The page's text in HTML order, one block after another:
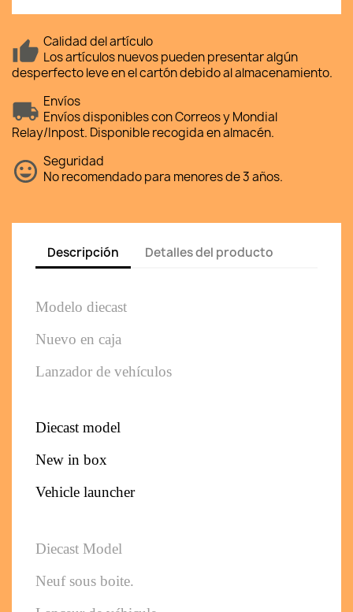
Calidad del artículo
Los artículos nuevos pueden presentar algún
desperfecto leve en el cartón debido al almacenamiento.
Envíos
Envíos disponibles con Correos y Mondial
Relay/Inpost. Disponible recogida en almacén.
Seguridad
No recomendado para menores de 3 años.
Descripción Detalles del producto
Modelo diecast
Nuevo en caja
Lanzador de vehículos
Diecast model
New in box
Vehicle launcher
Diecast Model
Neuf sous boite.